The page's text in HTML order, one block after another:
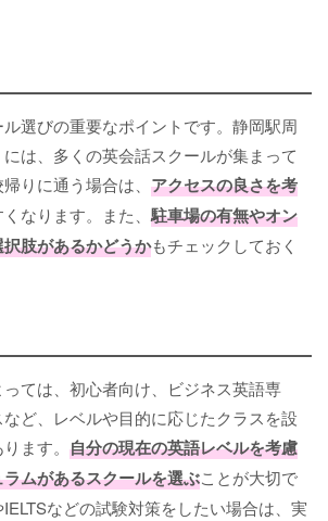
選びの重要なポイントです。静岡駅周
は、多くの英会話スクールが集まって
りに通う場合は、 アクセスの良さを考
なります。また、 駐車場の有無やオン
肢があるかどうかもチェックしておく
ては、初心者向け、ビジネス英語専
ど、レベルや目的に応じたクラスを設
ます。 自分の現在の英語レベルを考慮
ムがあるスクールを選ぶことが大切で
などの試験対策をしたい場合は、実